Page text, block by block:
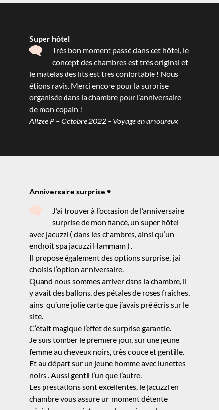
Super hôtel
Très bon moment passé dans cet hôtel, le
concept des chambres est très original et
le matelas des lits est très confortable ! Nous
étions ravis. Merci encore pour la surprise
organisée dans la chambre pour l’anniversaire
de mon copain !
Alizée P – Octobre 2022 – Voyage en amoureux
Anniversaire surprise ♥️
J’ai trouver à l’occasion de l’anniversaire
surprise de mon fiancé, un super hôtel
avec jacuzzi ( dans les chambres, ainsi qu’un
endroit spa jacuzzi Hammam ) .
Il propose également des options surprise, j’ai
choisis l’option anniversaire.
Quand nous sommes arriver dans la chambre, il
y avait des ballons, des pétales de roses fraîches,
ainsi qu’une jolie carte que j’avais pré écris sur le
site.
C’était magique l’effet de surprise garantie.
Je suis tomber le première jour, sur une jeune
femme au cheveux noirs, très douce et gentille.
Et au départ sur un jeune homme avec lunettes
noirs . Aussi gentil l’un que l’autre.
Les prestations sont excellentes, le jacuzzi en
chambre vous assure un moment détente